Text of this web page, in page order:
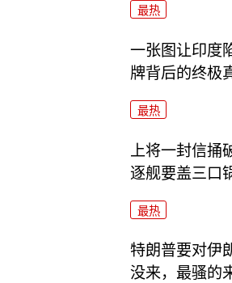
最热
一张图让印度
牌背后的终极
最热
上将一封信捅
逐舰要盖三口
最热
特朗普要对伊
没来，最骚的